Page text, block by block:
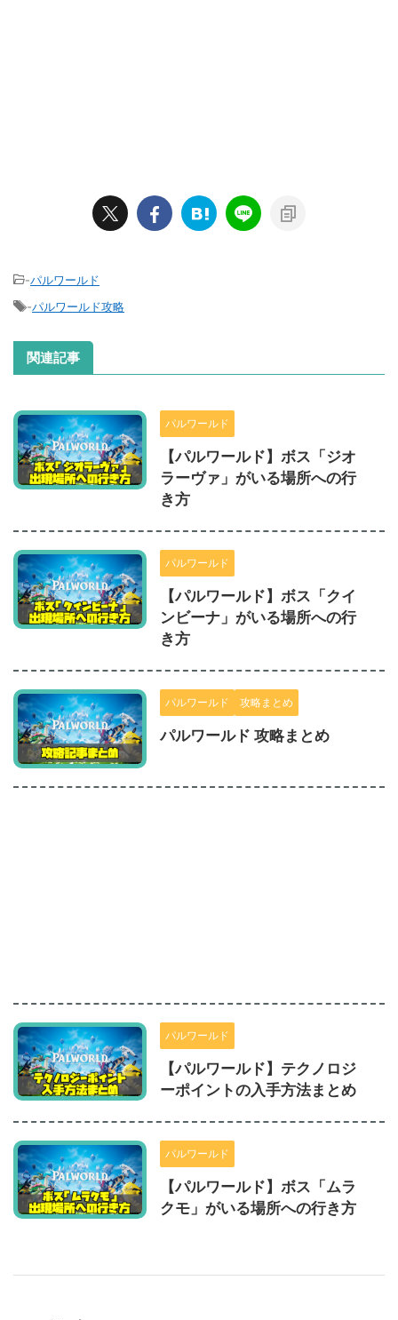
-パルワールド
-パルワールド攻略
関連記事
パルワールド
【パルワールド】ボス「ジオ
ラーヴァ」がいる場所への行
き方
パルワールド
【パルワールド】ボス「クイ
ンビーナ」がいる場所への行
き方
パルワールド 攻略まとめ
パルワールド 攻略まとめ
パルワールド
【パルワールド】テクノロジ
ーポイントの入手方法まとめ
パルワールド
【パルワールド】ボス「ムラ
クモ」がいる場所への行き方